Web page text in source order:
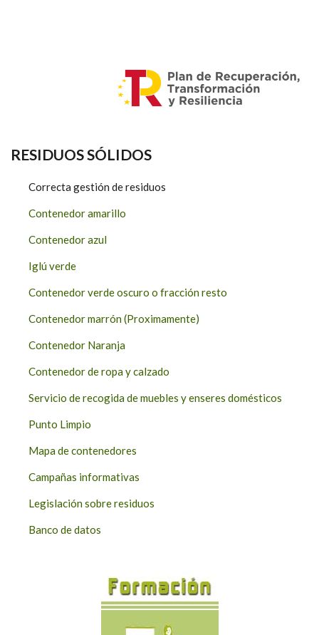
RESIDUOS SÓLIDOS
Correcta gestión de residuos
Contenedor amarillo
Contenedor azul
Iglú verde
Contenedor verde oscuro o fracción resto
Contenedor marrón (Proximamente)
Contenedor Naranja
Contenedor de ropa y calzado
Servicio de recogida de muebles y enseres domésticos
Punto Limpio
Mapa de contenedores
Campañas informativas
Legislación sobre residuos
Banco de datos